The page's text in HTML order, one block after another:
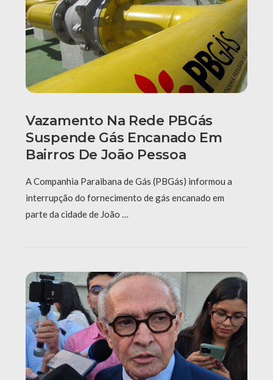
Vazamento Na Rede PBGás
Suspende Gás Encanado Em
Bairros De João Pessoa
A Companhia Paraibana de Gás (PBGás) informou a
interrupção do fornecimento de gás encanado em
parte da cidade de João …